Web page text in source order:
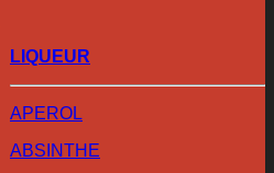
LIQUEUR
APEROL
ABSINTHE